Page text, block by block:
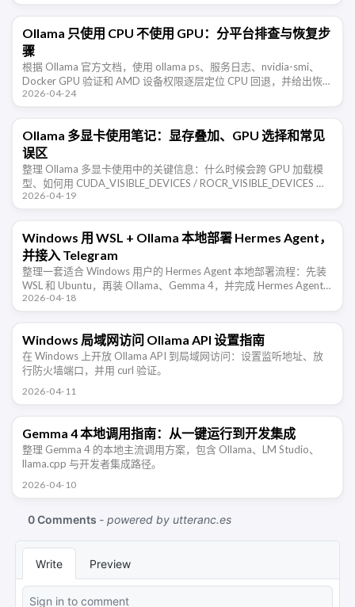
Ollama 只使用 CPU 不使用 GPU：分平台排查与恢复步
骤
根据 Ollama 官方文档，使用 ollama ps、服务日志、nvidia-smi、
Docker GPU 验证和 AMD 设备权限逐层定位 CPU 回退，并给出恢复
与验收步骤。
2026-04-24
Ollama 多显卡使用笔记：显存叠加、GPU 选择和常见
误区
整理 Ollama 多显卡使用中的关键信息：什么时候会跨 GPU 加载模
型、如何用 CUDA_VISIBLE_DEVICES / ROCR_VISIBLE_DEVICES 限
制显卡、显存是否能叠加、不 …
2026-04-19
Windows 用 WSL + Ollama 本地部署 Hermes Agent，
并接入 Telegram
整理一套适合 Windows 用户的 Hermes Agent 本地部署流程：先装
WSL 和 Ubuntu，再装 Ollama、Gemma 4，并完成 Hermes Agent
与 Telegram …
2026-04-18
Windows 局域网访问 Ollama API 设置指南
在 Windows 上开放 Ollama API 到局域网访问：设置监听地址、放
行防火墙端口，并用 curl 验证。
2026-04-11
Gemma 4 本地调用指南：从一键运行到开发集成
整理 Gemma 4 的本地主流调用方案，包含 Ollama、LM Studio、
llama.cpp 与开发者集成路径。
2026-04-10